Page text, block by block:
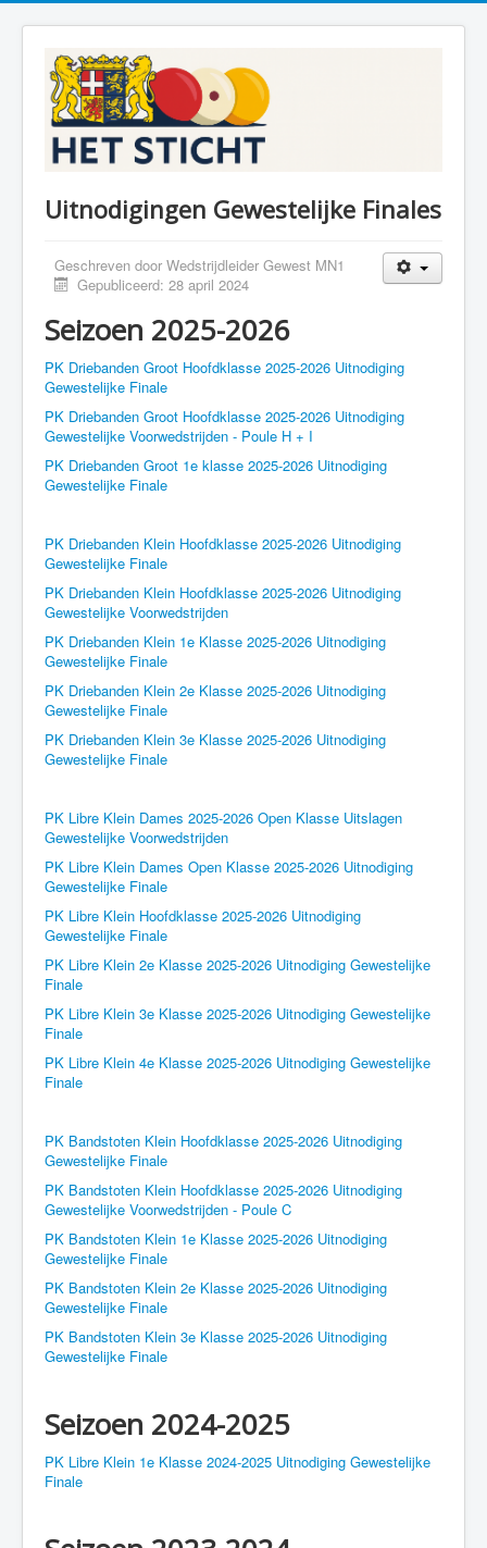
Uitnodigingen Gewestelijke Finales
Geschreven door Wedstrijdleider Gewest MN1
Gepubliceerd: 28 april 2024
Seizoen 2025-2026
PK Driebanden Groot Hoofdklasse 2025-2026 Uitnodiging
Gewestelijke Finale
PK Driebanden Groot Hoofdklasse 2025-2026 Uitnodiging
Gewestelijke Voorwedstrijden - Poule H + I
PK Driebanden Groot 1e klasse 2025-2026 Uitnodiging
Gewestelijke Finale
PK Driebanden Klein Hoofdklasse 2025-2026 Uitnodiging
Gewestelijke Finale
PK Driebanden Klein Hoofdklasse 2025-2026 Uitnodiging
Gewestelijke Voorwedstrijden
PK Driebanden Klein 1e Klasse 2025-2026 Uitnodiging
Gewestelijke Finale
PK Driebanden Klein 2e Klasse 2025-2026 Uitnodiging
Gewestelijke Finale
PK Driebanden Klein 3e Klasse 2025-2026 Uitnodiging
Gewestelijke Finale
PK Libre Klein Dames 2025-2026 Open Klasse Uitslagen
Gewestelijke Voorwedstrijden
PK Libre Klein Dames Open Klasse 2025-2026 Uitnodiging
Gewestelijke Finale
PK Libre Klein Hoofdklasse 2025-2026 Uitnodiging
Gewestelijke Finale
PK Libre Klein 2e Klasse 2025-2026 Uitnodiging Gewestelijke
Finale
PK Libre Klein 3e Klasse 2025-2026 Uitnodiging Gewestelijke
Finale
PK Libre Klein 4e Klasse 2025-2026 Uitnodiging Gewestelijke
Finale
PK Bandstoten Klein Hoofdklasse 2025-2026 Uitnodiging
Gewestelijke Finale
PK Bandstoten Klein Hoofdklasse 2025-2026 Uitnodiging
Gewestelijke Voorwedstrijden - Poule C
PK Bandstoten Klein 1e Klasse 2025-2026 Uitnodiging
Gewestelijke Finale
PK Bandstoten Klein 2e Klasse 2025-2026 Uitnodiging
Gewestelijke Finale
PK Bandstoten Klein 3e Klasse 2025-2026 Uitnodiging
Gewestelijke Finale
Seizoen 2024-2025
PK Libre Klein 1e Klasse 2024-2025 Uitnodiging Gewestelijke
Finale